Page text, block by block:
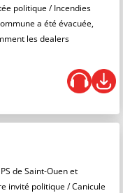
politique / Incendies
a été évacuée,
les dealers
de Saint-Ouen et
invité politique / Canicule